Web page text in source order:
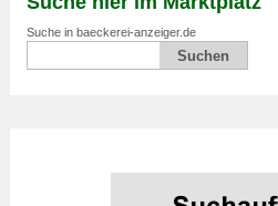
Suche in baeckerei-anzeiger.de